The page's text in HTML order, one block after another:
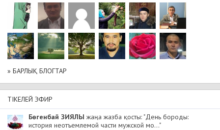
» БАРЛЫҚ БЛОГТАР
ТІКЕЛЕЙ ЭФИР
Бөгенбай ЗИЯЛЫ жаңа жазба қосты: "День бороды:
история неотъемлемой части мужской мо..."